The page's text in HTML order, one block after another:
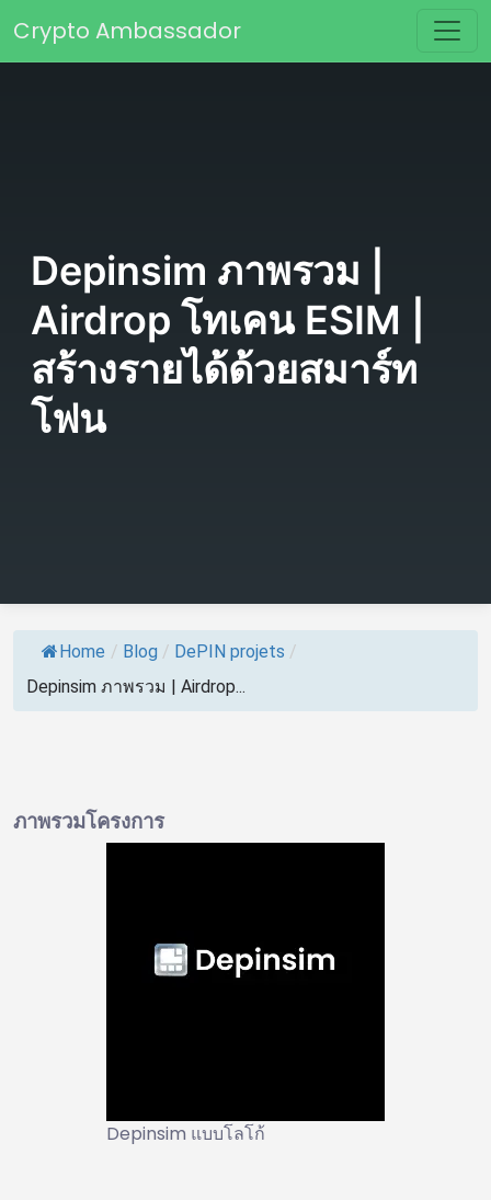
Main Navigation
Crypto Ambassador
Depinsim ภาพรวม |
Airdrop โทเคน ESIM |
สร้างรายได้ด้วยสมาร์ท
โฟน
Home / Blog / DePIN projets /
Depinsim ภาพรวม | Airdrop...
ภาพรวมโครงการ
Depinsim แบบโลโก้